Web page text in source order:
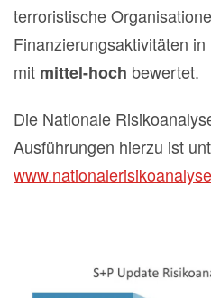
terroristische
Finanzierungsaktivitäten
mit mittel-hoch bewertet.
Die Nationale
Ausführungen hierzu ist